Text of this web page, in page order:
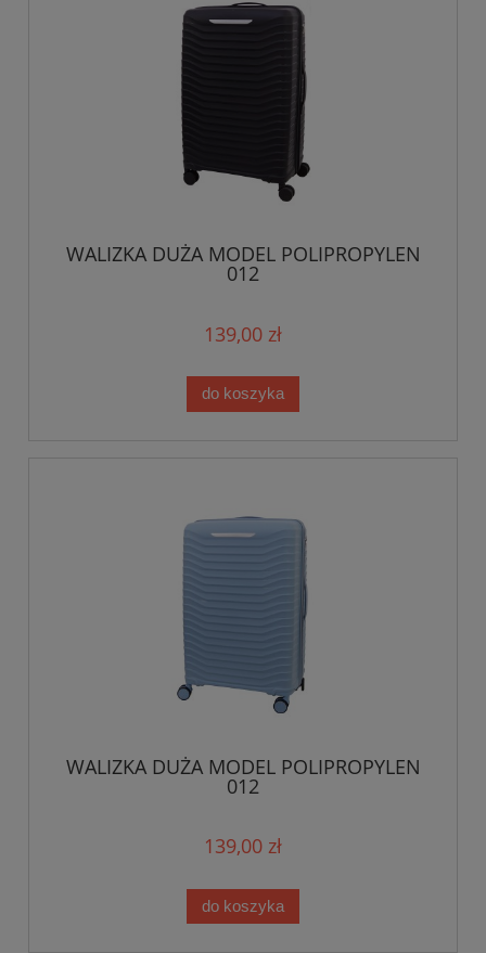
WALIZKA DUŻA MODEL POLIPROPYLEN
012
139,00 zł
do koszyka
WALIZKA DUŻA MODEL POLIPROPYLEN
012
139,00 zł
do koszyka